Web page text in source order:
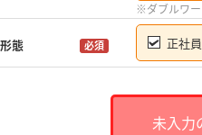
※ダブルワー
態 必須 正社員
未入力